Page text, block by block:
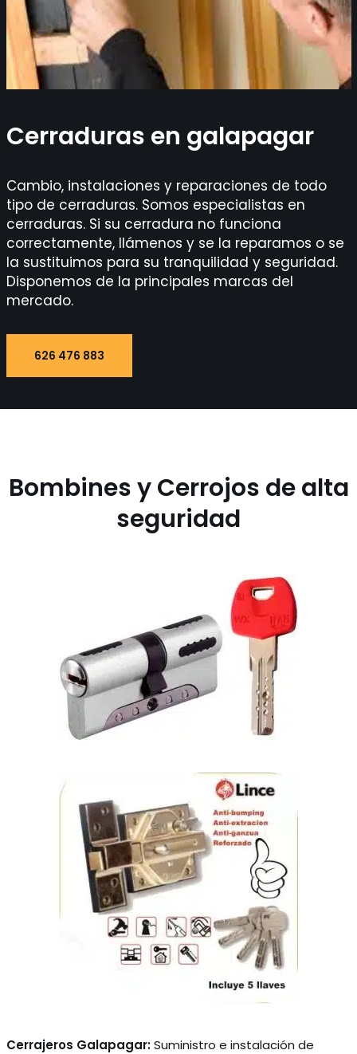
Cerraduras en galapagar
Cambio, instalaciones y reparaciones de todo
tipo de cerraduras. Somos especialistas en
cerraduras. Si su cerradura no funciona
correctamente, llámenos y se la reparamos o se
la sustituimos para su tranquilidad y seguridad.
Disponemos de la principales marcas del
mercado.
626 476 883
Bombines y Cerrojos de alta
seguridad
Cerrajeros Galapagar: Suministro e instalación de